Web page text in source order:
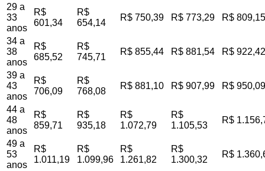
29 a
33
anos
R$
601,34
R$
654,14
R$ 750,39 R$ 773,29 R$ 809,15
34 a
38
anos
R$
685,52
R$
745,71
R$ 855,44 R$ 881,54 R$ 922,42
39 a
43
anos
R$
706,09
R$
768,08
R$ 881,10 R$ 907,99 R$ 950,09
44 a
48
anos
R$
859,71
R$
935,18
R$
1.072,79
R$
1.105,53
R$
49 a
53
anos
R$
1.011,19
R$
1.099,96
R$
1.261,82
R$
1.300,32
R$